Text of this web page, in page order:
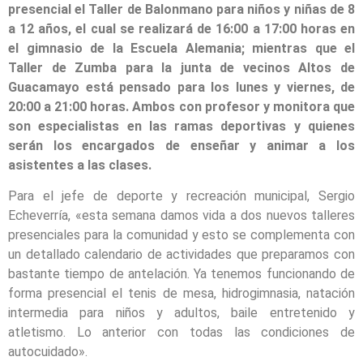
presencial el Taller de Balonmano para niños y niñas de 8
a 12 años, el cual se realizará de 16:00 a 17:00 horas en
el gimnasio de la Escuela Alemania; mientras que el
Taller de Zumba para la junta de vecinos Altos de
Guacamayo está pensado para los lunes y viernes, de
20:00 a 21:00 horas. Ambos con profesor y monitora que
son especialistas en las ramas deportivas y quienes
serán los encargados de enseñar y animar a los
asistentes a las clases.
Para el jefe de deporte y recreación municipal, Sergio
Echeverría, «esta semana damos vida a dos nuevos talleres
presenciales para la comunidad y esto se complementa con
un detallado calendario de actividades que preparamos con
bastante tiempo de antelación. Ya tenemos funcionando de
forma presencial el tenis de mesa, hidrogimnasia, natación
intermedia para niños y adultos, baile entretenido y
atletismo. Lo anterior con todas las condiciones de
autocuidado».